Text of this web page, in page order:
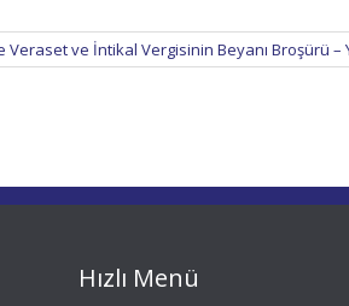
ve İntikal Vergisinin Beyanı Broşürü –
Hızlı Menü